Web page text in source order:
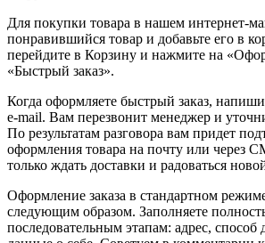
Для покупки товара в нашем интернет-
понравившийся товар и добавьте его в
перейдите в Корзину и нажмите на
«Быстрый заказ».
Когда оформляете быстрый заказ,
e-mail. Вам перезвонит менеджер и
По результатам разговора вам придет
оформления товара на почту или через
только ждать доставки и радоваться
Оформление заказа в стандартном
следующим образом. Заполняете
последовательным этапам: адрес, способ